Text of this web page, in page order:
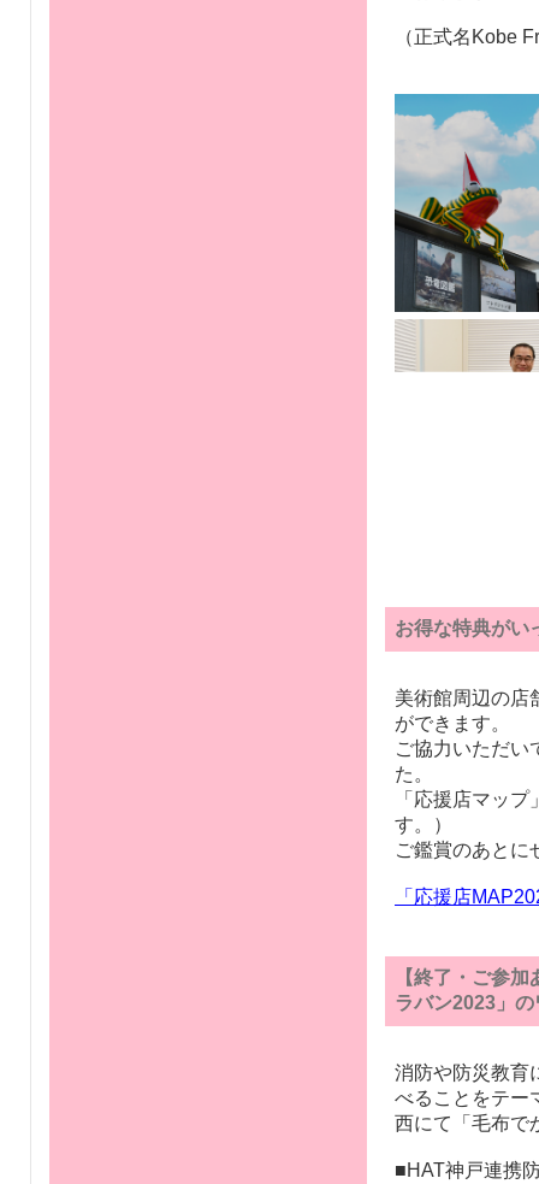
（正式名Kobe
お得な特典がい
美術館周辺の店
ができます。
ご協力いただい
た。
「応援店マッ
す。）
ご鑑賞のあとに
「応援店
【終了・ご参
ラバン2023」
消防や防災教育
べることをテー
西にて「毛布で
■HAT神戸連携